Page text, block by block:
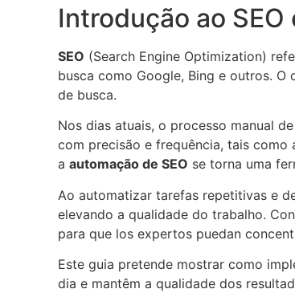
Introdução ao
SEO (Search Engine Optimization)
busca como Google, Bing e outros.
de busca.
Nos dias atuais, o processo manual
com precisão e frequência, tais como
a automação de SEO se torna uma
Ao automatizar tarefas repetitivas e
elevando a qualidade do trabalho.
para que los expertos puedan
Este guia pretende mostrar como
dia e mantêm a qualidade dos